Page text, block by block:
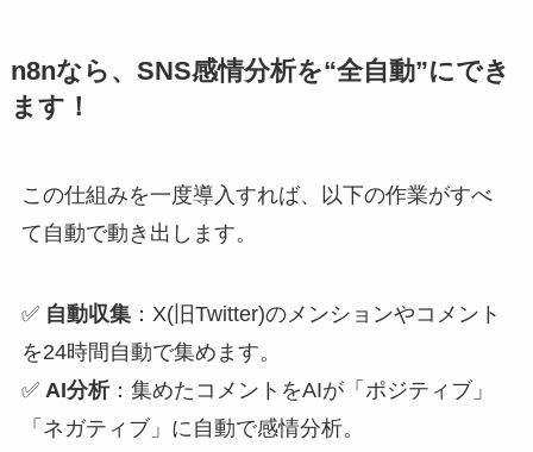
n8nなら、SNS感情分析を“全自動”にでき
ます！
この仕組みを一度導入すれば、以下の作業がすべ
て自動で動き出します。
✅ 自動収集：X(旧Twitter)のメンションやコメント
を24時間自動で集めます。
✅ AI分析：集めたコメントをAIが「ポジティブ」
「ネガティブ」に自動で感情分析。